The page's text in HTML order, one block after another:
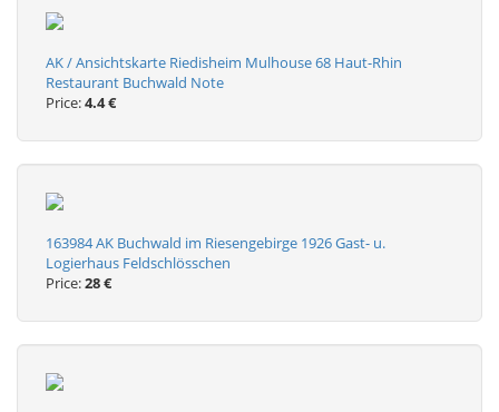
AK / Ansichtskarte Riedisheim Mulhouse 68 Haut-Rhin
Restaurant Buchwald Note
Price:4.4 €
163984 AK Buchwald im Riesengebirge 1926 Gast- u.
Logierhaus Feldschlösschen
Price:28 €